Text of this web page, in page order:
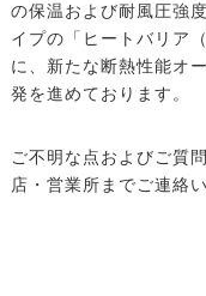
の保温および耐風圧強
イプの「ヒートバリア
に、新たな断熱性能オ
発を進めております。
ご不明な点およびご質
店・営業所までご連絡